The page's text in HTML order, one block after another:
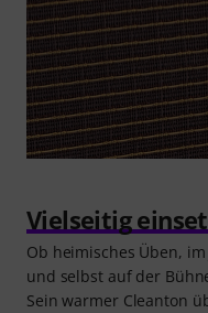
Vielseitig
Ob heimisches Üben,
und selbst auf der
Sein warmer Cleanton